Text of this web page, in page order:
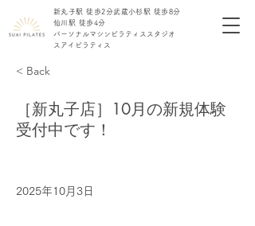
新丸子駅 徒歩2分​​武蔵小杉駅 徒歩8分
仙川駅 徒歩4分
​パーソナル​マシンピラティス ​スタジオ
​スアイピラティス
< Back
［新丸子店］10月の新規体験
受付中です！
2025年10月3日